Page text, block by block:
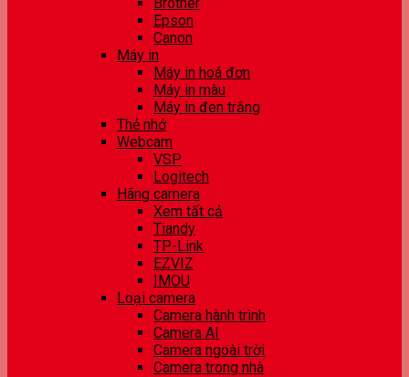
Epson
Canon
Máy in
Máy in hoá đơn
Máy in màu
Máy in đen trắng
Thẻ nhớ
Webcam
VSP
Logitech
Hãng camera
Xem tất cả
Tiandy
TP-Link
EZVIZ
IMOU
Loại camera
Camera hành trình
Camera AI
Camera ngoài trời
Camera trong nhà